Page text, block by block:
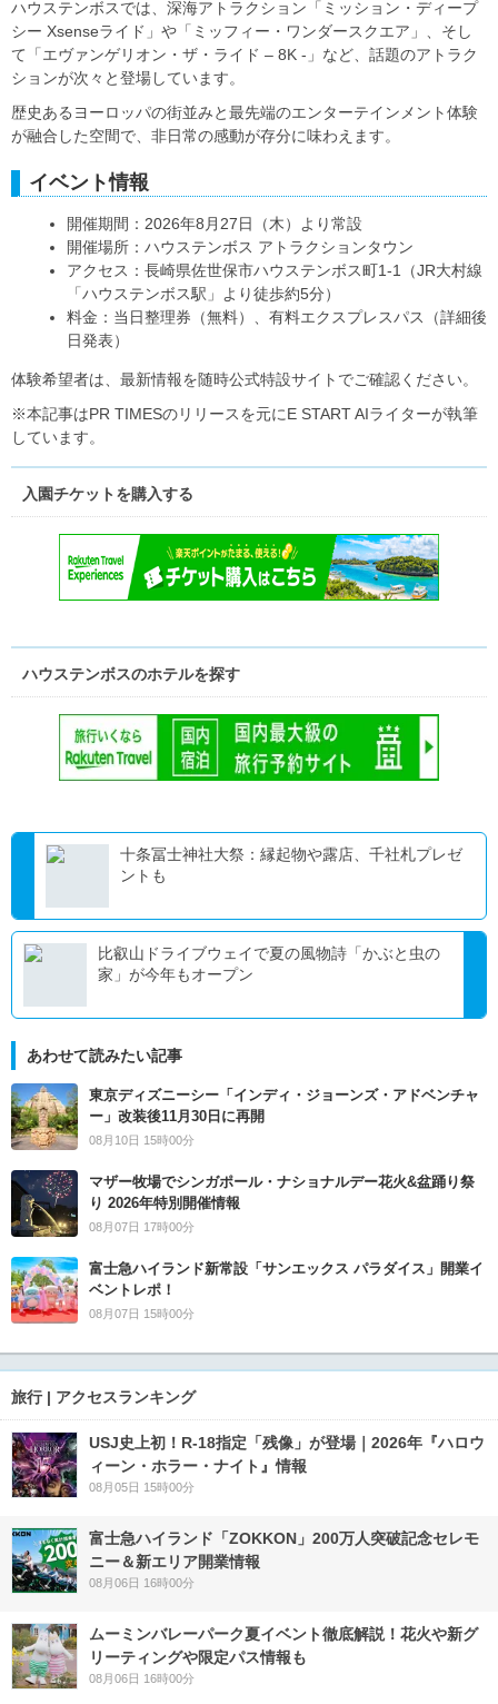
ハウステンボスでは、深海アトラクション「ミッション・ディープ
シー Xsenseライド」や「ミッフィー・ワンダースクエア」、そし
て「エヴァンゲリオン・ザ・ライド – 8K -」など、話題のアトラク
ションが次々と登場しています。
歴史あるヨーロッパの街並みと最先端のエンターテインメント体験
が融合した空間で、非日常の感動が存分に味わえます。
イベント情報
開催期間：2026年8月27日（木）より常設
開催場所：ハウステンボス アトラクションタウン
アクセス：長崎県佐世保市ハウステンボス町1-1（JR大村線
「ハウステンボス駅」より徒歩約5分）
料金：当日整理券（無料）、有料エクスプレスパス（詳細後
日発表）
体験希望者は、最新情報を随時公式特設サイトでご確認ください。
※本記事はPR TIMESのリリースを元にE START AIライターが執筆
しています。
入園チケットを購入する
ハウステンボスのホテルを探す
十条冨士神社大祭：縁起物や露店、千社札プレゼ
ントも
比叡山ドライブウェイで夏の風物詩「かぶと虫の
家」が今年もオープン
あわせて読みたい記事
東京ディズニーシー「インディ・ジョーンズ・アドベンチャ
ー」改装後11月30日に再開
08月10日 15時00分
マザー牧場でシンガポール・ナショナルデー花火&盆踊り祭
り 2026年特別開催情報
08月07日 17時00分
富士急ハイランド新常設「サンエックス パラダイス」開業イ
ベントレポ！
08月07日 15時00分
旅行 | アクセスランキング
USJ史上初！R-18指定「残像」が登場｜2026年『ハロウ
ィーン・ホラー・ナイト』情報
08月05日 15時00分
富士急ハイランド「ZOKKON」200万人突破記念セレモ
ニー＆新エリア開業情報
08月06日 16時00分
ムーミンバレーパーク夏イベント徹底解説！花火や新グ
リーティングや限定パス情報も
08月06日 16時00分